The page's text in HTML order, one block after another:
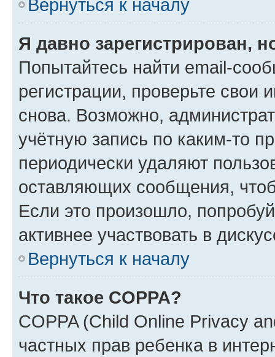
Вернуться к началу
Я давно зарегистрирован,
Попытайтесь найти email-
регистрации, проверьте свои
снова. Возможно,
учётную запись по каким-то
периодически удаляют
оставляющих сообщения,
Если это произошло,
активнее участвовать в
Вернуться к началу
Что такое COPPA?
COPPA (Child Online Privacy
частных прав ребенка в